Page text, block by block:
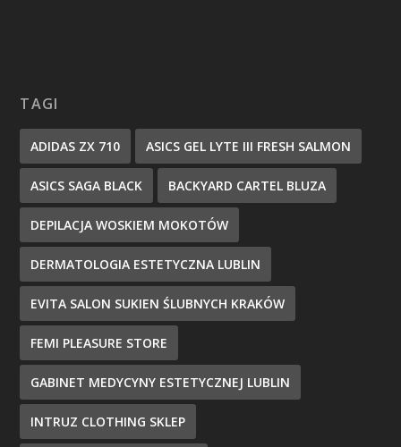
TAGI
ADIDAS ZX 710 ASICS GEL LYTE III FRESH SALMON
ASICS SAGA BLACK BACKYARD CARTEL BLUZA
DEPILACJA WOSKIEM MOKOTÓW
DERMATOLOGIA ESTETYCZNA LUBLIN
EVITA SALON SUKIEN ŚLUBNYCH KRAKÓW
FEMI PLEASURE STORE
GABINET MEDYCYNY ESTETYCZNEJ LUBLIN
INTRUZ CLOTHING SKLEP